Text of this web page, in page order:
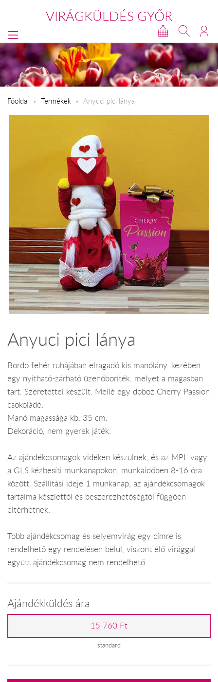
VIRÁGKÜLDÉS GYŐR
Főoldal Termékek Anyuci pici lánya
Anyuci pici lánya
Bordó fehér ruhájában elragadó kis manólány, kezében
egy nyitható-zárható üzenőboríték, melyet a magasban
tart. Szeretettel készült. Mellé egy doboz Cherry Passion
csokoládé.
Manó magassága kb. 35 cm.
Dekoráció, nem gyerek játék.
Az ajándékcsomagok vidéken készülnek, és az MPL vagy
a GLS kézbesíti munkanapokon, munkaidőben 8-16 óra
között. Szállítási ideje 1 munkanap, az ajándékcsomagok
tartalma készlettől és beszerezhetőségtől függően
eltérhetnek.
Több ajándékcsomag és selyemvirág egy címre is
rendelhető egy rendelésen belül, viszont élő virággal
együtt ajándékcsomag nem rendelhető.
Ajándékküldés ára
15 760 Ft
standard